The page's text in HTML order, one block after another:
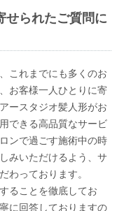
せられたご質問に
これまでにも多くのお
お客様一人ひとりに寄
ースタジオ髪人形がお
できる高品質なサービ
ンで過ごす施術中の時
みいただけるよう、サ
わっております。
ることを徹底してお
に回答しておりますの